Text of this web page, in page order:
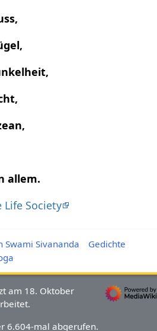
allem.
Life Society
Swami Sivananda
Gedichte
am 18. Oktober
6.604-mal abgerufen.